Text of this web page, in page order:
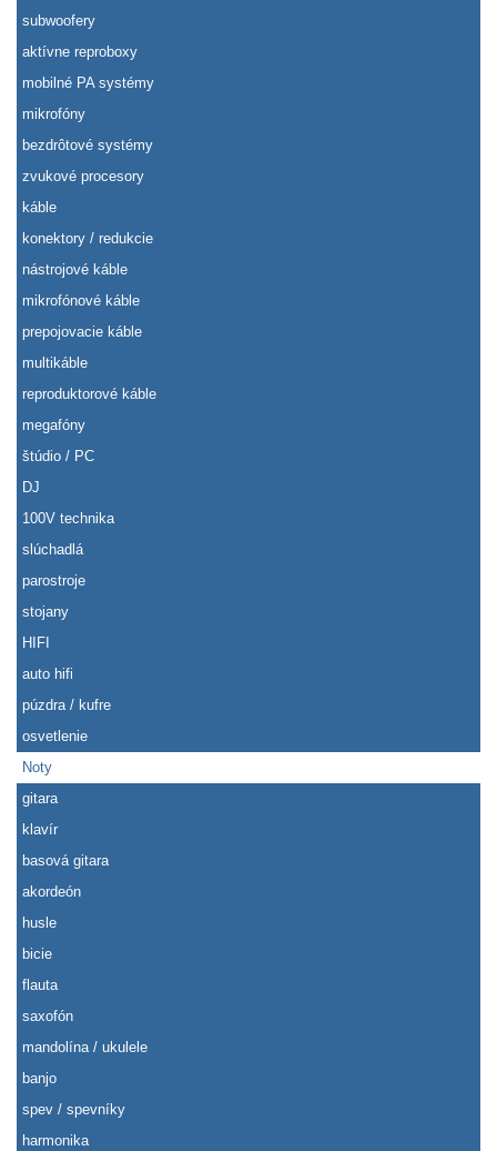
subwoofery
aktívne reproboxy
mobilné PA systémy
mikrofóny
bezdrôtové systémy
zvukové procesory
káble
konektory / redukcie
nástrojové káble
mikrofónové káble
prepojovacie káble
multikáble
reproduktorové káble
megafóny
štúdio / PC
DJ
100V technika
slúchadlá
parostroje
stojany
HIFI
auto hifi
púzdra / kufre
osvetlenie
Noty
gitara
klavír
basová gitara
akordeón
husle
bicie
flauta
saxofón
mandolína / ukulele
banjo
spev / spevníky
harmonika